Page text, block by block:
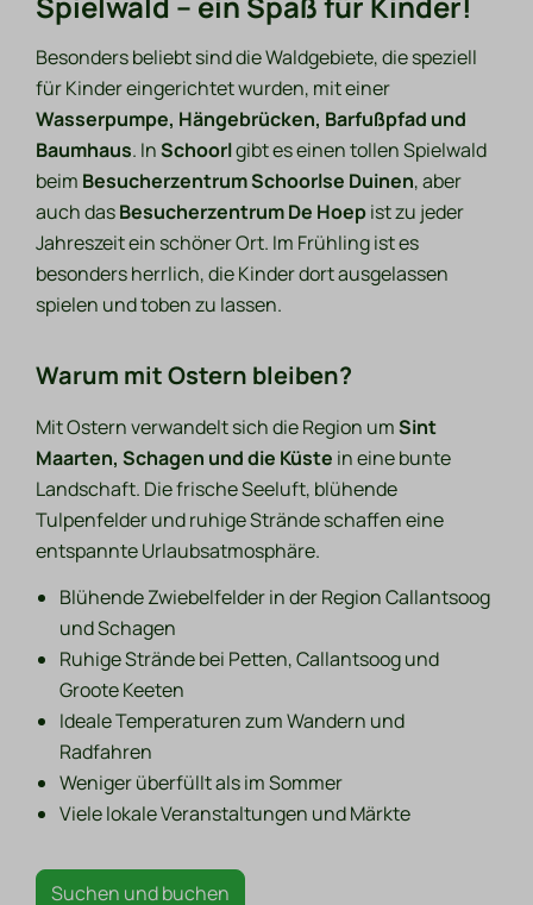
Besonders beliebt sind die Waldgebiete, die speziell
für Kinder eingerichtet wurden, mit einer
Wasserpumpe, Hängebrücken, Barfußpfad und
Baumhaus. InSchoorlgibt es einen tollen Spielwald
beim Besucherzentrum Schoorlse Duinen, aber
auch dasBesucherzentrum De Hoepist zu jeder
Jahreszeit ein schöner Ort. Im Frühling ist es
besonders herrlich, die Kinder dort ausgelassen
spielen und toben zu lassen.
Warum mit Ostern bleiben?
Mit Ostern verwandelt sich die Region umSint
Maarten, Schagen und die Küste in eine bunte
Landschaft. Die frische Seeluft, blühende
Tulpenfelder und ruhige Strände schaffen eine
entspannte Urlaubsatmosphäre.
Blühende Zwiebelfelder in der Region Callantsoog
und Schagen
Ruhige Strände bei Petten, Callantsoog und
Groote Keeten
Ideale Temperaturen zum Wandern und
Radfahren
Weniger überfüllt als im Sommer
Viele lokale Veranstaltungen und Märkte
Suchen und buchen